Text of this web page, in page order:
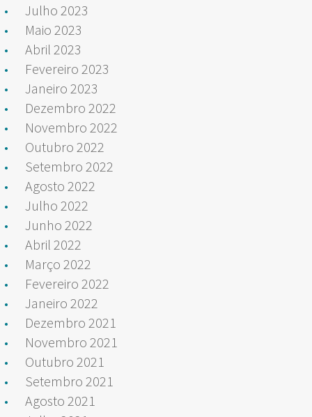
Julho 2023
Maio 2023
Abril 2023
Fevereiro 2023
Janeiro 2023
Dezembro 2022
Novembro 2022
Outubro 2022
Setembro 2022
Agosto 2022
Julho 2022
Junho 2022
Abril 2022
Março 2022
Fevereiro 2022
Janeiro 2022
Dezembro 2021
Novembro 2021
Outubro 2021
Setembro 2021
Agosto 2021